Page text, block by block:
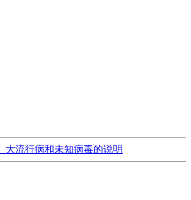
大流行病和未知病毒的说明